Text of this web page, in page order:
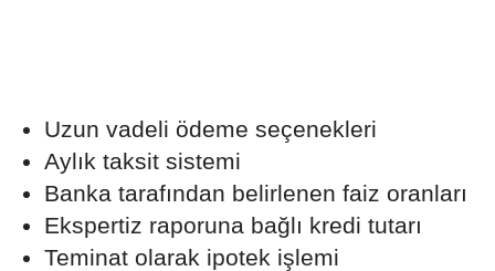
Uzun vadeli ödeme seçenekleri
Aylık taksit sistemi
Banka tarafından belirlenen faiz oranları
Ekspertiz raporuna bağlı kredi tutarı
Teminat olarak ipotek işlemi